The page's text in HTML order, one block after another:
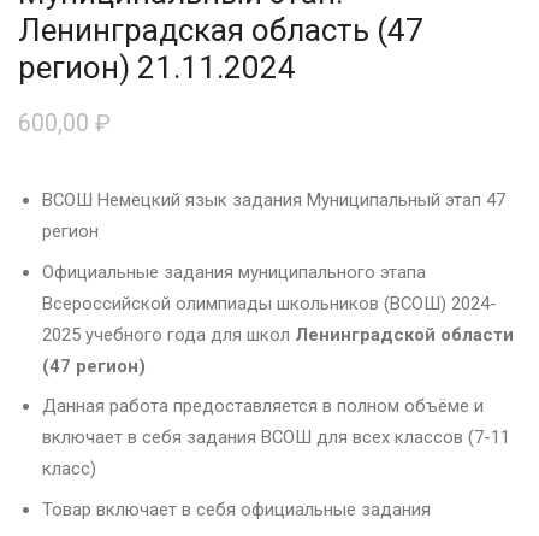
Ленинградская область (47
регион) 21.11.2024
600,00 ₽
ВСОШ Немецкий язык задания Муниципальный этап 47
регион
Официальные задания муниципального этапа
Всероссийской олимпиады школьников (ВСОШ) 2024-
2025 учебного года для школ Ленинградской области
(47 регион)
Данная работа предоставляется в полном объёме и
включает в себя задания ВСОШ для всех классов (7-11
класс)
Товар включает в себя официальные задания